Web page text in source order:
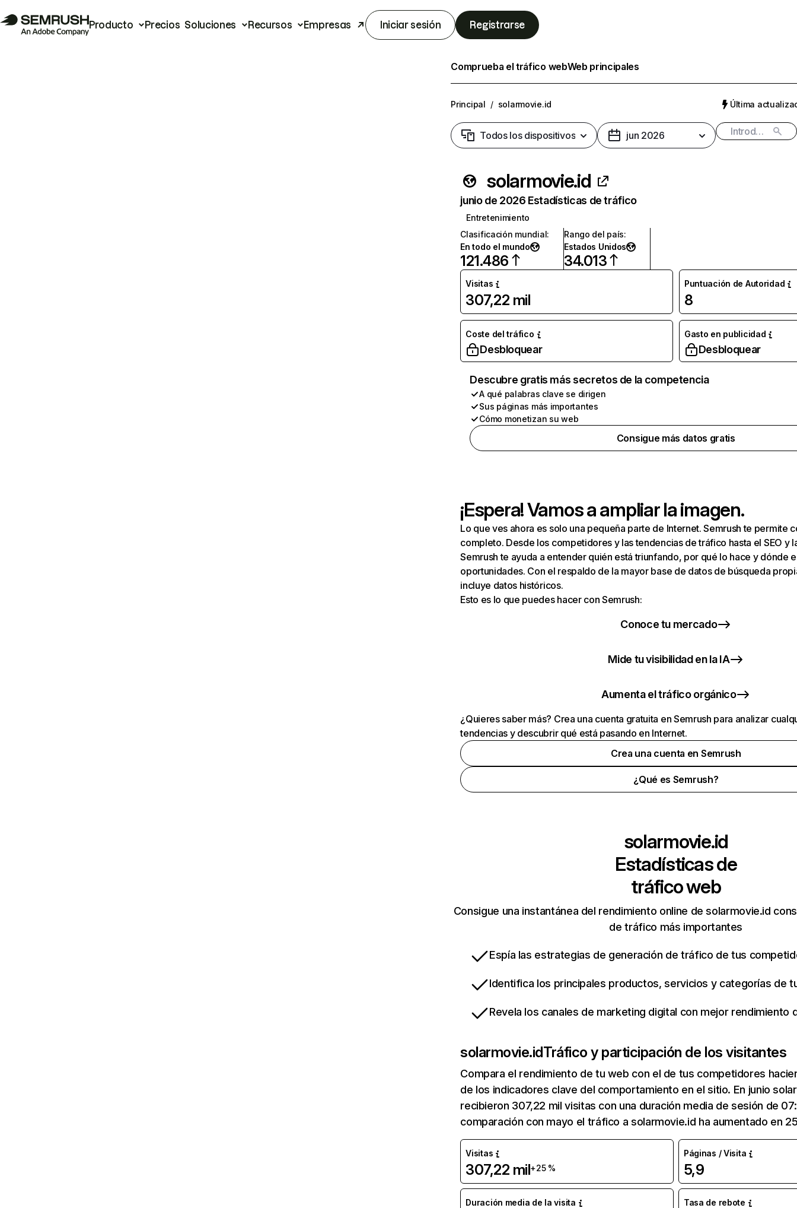
Producto Precios Soluciones Recursos Empresas Iniciar sesión Registrarse
Comprueba el tráfico webWeb principales
Principal / solarmovie.id Última
Todos los dispositivos jun 2026
solarmovie.id
junio de 2026 Estadísticas de tráfico
Entretenimiento
Clasificación mundial:
En todo el mundo
121.486
Rango del país:
Estados Unidos
34.013
Visitas
307,22 mil
Puntuación de Autoridad
8
Coste del tráfico
Desbloquear
Gasto en publicidad
Desbloquear
Descubre gratis más secretos de la competencia
A qué palabras clave se dirigen
Sus páginas más importantes
Cómo monetizan su web
Consigue más datos gratis
¡Espera! Vamos a ampliar la imagen.
Lo que ves ahora es solo una pequeña parte de Internet. Semrush te permite
completo. Desde los competidores y las tendencias de tráfico hasta el SEO y
Semrush te ayuda a entender quién está triunfando, por qué lo hace y dónde
oportunidades. Con el respaldo de la mayor base de datos de búsqueda
incluye datos históricos.
Esto es lo que puedes hacer con Semrush:
Conoce tu mercado
Mide tu visibilidad en la IA
Aumenta el tráfico orgánico
¿Quieres saber más? Crea una cuenta gratuita en Semrush para analizar
tendencias y descubrir qué está pasando en Internet.
Crea una cuenta en Semrush
¿Qué es Semrush?
solarmovie.id
Estadísticas de
tráfico web
Consigue una instantánea del rendimiento online de solarmovie.id
de tráfico más importantes
Espía las estrategias de generación de tráfico de tus
Identifica los principales productos, servicios y categorías de
Revela los canales de marketing digital con mejor rendimiento
solarmovie.idTráfico y participación de los visitantes
Compara el rendimiento de tu web con el de tus competidores
de los indicadores clave del comportamiento en el sitio. En junio
recibieron 307,22 mil visitas con una duración media de sesión de
comparación con mayo el tráfico a solarmovie.id ha aumentado en
Visitas
307,22 mil+25 %
Páginas / Visita
5,9
Duración media de la visita Tasa de rebote